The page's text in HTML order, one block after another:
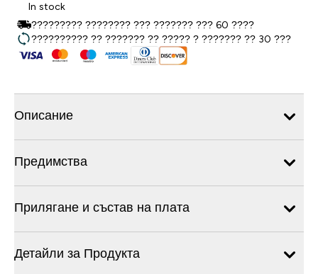
In stock
????????? ???????? ??? ??????? ??? 60 ????
?????????? ?? ??????? ?? ????? ? ??????? ?? 30 ???
Описание
Предимства
Прилягане и състав на плата
Детайли за Продукта